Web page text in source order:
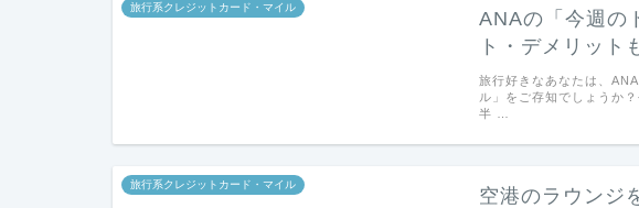
旅行系クレジットカード・マイル
ANAの「今週の
ト・デメリット
旅行好きなあなたは、
ル」をご存知でしょうか
半 …
旅行系クレジットカード・マイル
空港のラウンジ